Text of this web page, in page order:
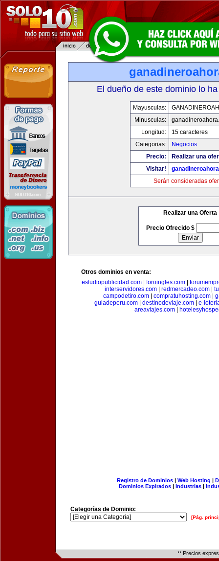
El dueño de este dominio lo
Mayusculas:
Minusculas:
Longitud:
15 caracteres
Categorias:
Negocios
Precio:
Realizar una
Visitar!
Serán consideradas
Realizar una Oferta
Precio Ofrecido $
Otros dominios en venta:
estudiopublicidad.com| foroingles.com|
interservidores.com
redmercadeo.com
campodetiro.com
compratuhosting.com
guiadeperu.com
destinodeviaje.com
e-
areaviajes.com
Registro de Dominios| Web Hosting |
Dominios Expirados | Industrias |
Categorías de Dominio:
[Pág.
** Precios